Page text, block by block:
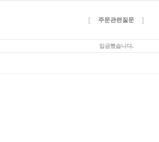
[ 주문관련질문 ]
입금했습니다.